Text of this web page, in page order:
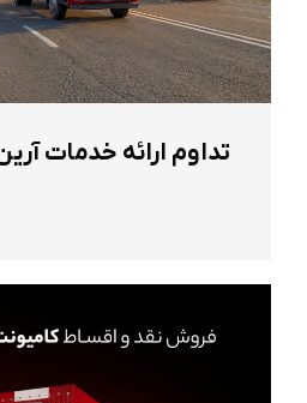
تداوم ارائه خدمات